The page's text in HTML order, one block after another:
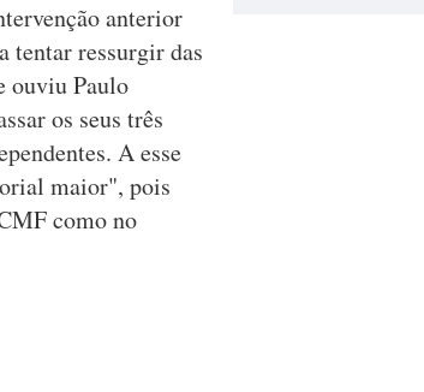
anterior
tentar ressurgir das
ouviu Paulo
os seus três
A esse
maior", pois
como no